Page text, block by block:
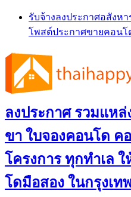
Skip
content
รับจ้างลงประกาศอสังห
โพสต์ประกาศขายคอนโ
ลงประกาศ รวมแห
ขา ใบจองคอนโด ค
โครงการ ทุกทำเล
โดมือสอง ในกรุงเท